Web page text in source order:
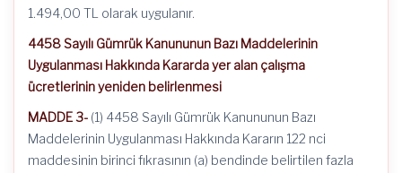
1.494,00 TL olarak uygulanır.
4458 Sayılı Gümrük Kanununun Bazı Maddelerinin
Uygulanması Hakkında Kararda yer alan çalışma
ücretlerinin yeniden belirlenmesi
MADDE 3- (1) 4458 Sayılı Gümrük Kanununun Bazı
Maddelerinin Uygulanması Hakkında Kararın 122 nci
maddesinin birinci fıkrasının (a) bendinde belirtilen fazla